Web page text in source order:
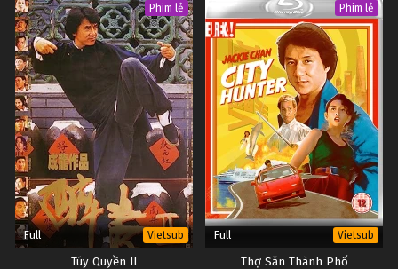
Phim lẻ
Full Vietsub
Túy Quyền II
Phim lẻ
Full Vietsub
Thợ Săn Thành Phố